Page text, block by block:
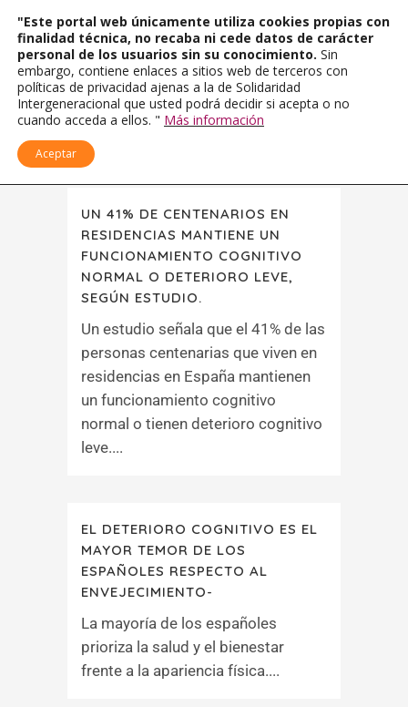
UN 41% DE CENTENARIOS EN
RESIDENCIAS MANTIENE UN
FUNCIONAMIENTO COGNITIVO
NORMAL O DETERIORO LEVE,
SEGÚN ESTUDIO.
Un estudio señala que el 41% de las
personas centenarias que viven en
residencias en España mantienen
un funcionamiento cognitivo
normal o tienen deterioro cognitivo
leve....
EL DETERIORO COGNITIVO ES EL
MAYOR TEMOR DE LOS
ESPAÑOLES RESPECTO AL
ENVEJECIMIENTO-
La mayoría de los españoles
prioriza la salud y el bienestar
frente a la apariencia física....
"Este portal web únicamente utiliza cookies propias con
finalidad técnica, no recaba ni cede datos de carácter
personal de los usuarios sin su conocimiento. Sin
embargo, contiene enlaces a sitios web de terceros con
políticas de privacidad ajenas a la de Solidaridad
Intergeneracional que usted podrá decidir si acepta o no
cuando acceda a ellos. " Más información
Aceptar